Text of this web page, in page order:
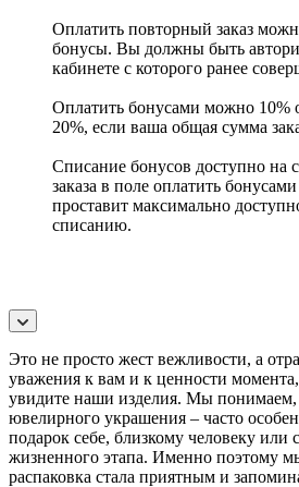
Оплатить повторный заказ
бонусы. Вы должны быть
кабинете с которого ранее
Оплатить бонусами можно 10%
20%, если ваша общая сумма
Списание бонусов доступно на
заказа в поле оплатить
проставит максимально
списанию.
Это не просто жест вежливости, а
уважения к вам и к ценности
увидите наши изделия. Мы понимаем,
ювелирного украшения – часто
подарок себе, близкому человеку или
жизненного этапа. Именно поэтому
распаковка стала приятным и